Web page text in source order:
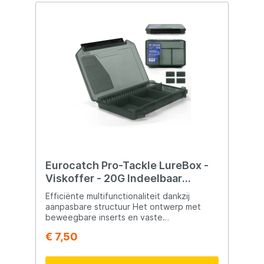
Eurocatch Pro-Tackle LureBox -
Viskoffer - 20G Indeelbaar
20x15x3cm Grey
Efficiënte multifunctionaliteit dankzij
aanpasbare structuur Het ontwerp met
beweegbare inserts en vaste
opslag van accessoires van verschillende
meerdere doeleinden gebruiken. De tackle
€ 7,50